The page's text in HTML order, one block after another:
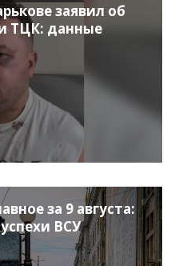
заявил об
ТЦК: данные
за 9 августа:
ВСУ